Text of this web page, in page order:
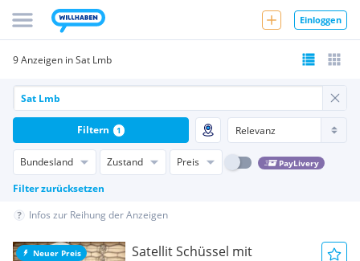
Einloggen
9 Anzeigen in Sat Lmb
Bundesland Zustand Preis PayLivery
Filter zurücksetzen
Filtern 1
Infos zur Reihung der Anzeigen
Neuer Preis
Satellit Schüssel mit